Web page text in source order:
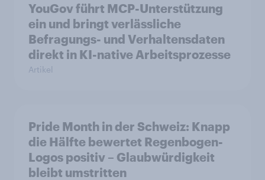
YouGov führt MCP-Unterstützung
ein und bringt verlässliche
Befragungs- und Verhaltensdaten
direkt in KI-native Arbeitsprozesse
Artikel
Pride Month in der Schweiz: Knapp
die Hälfte bewertet Regenbogen-
Logos positiv – Glaubwürdigkeit
bleibt umstritten